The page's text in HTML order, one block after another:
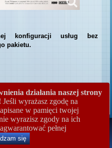
działania naszej strony
Jeśli wyrażasz zgodę na
w pamięci twojej
wyrazisz zgody na ich
pełnej
się
konfiguracji usług bez
pakietu.